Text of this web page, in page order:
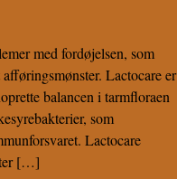
med fordøjelsen, som
Lactocare er
balancen i tarmfloraen
som
Lactocare
[…]